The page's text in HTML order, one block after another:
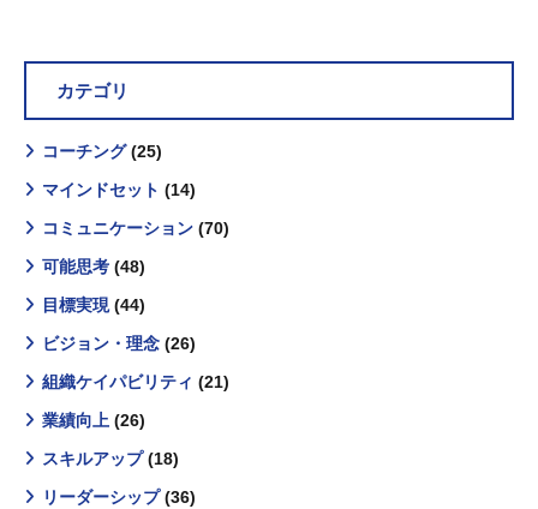
カテゴリ
コーチング(25)
マインドセット (14)
コミュニケーション (70)
可能思考 (48)
目標実現(44)
ビジョン・理念 (26)
組織ケイパビリティ (21)
業績向上 (26)
スキルアップ(18)
リーダーシップ(36)